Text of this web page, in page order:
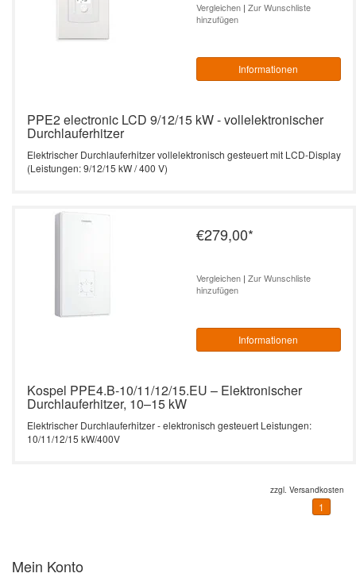
Vergleichen| Zur Wunschliste
hinzufügen
Informationen
PPE2 electronic LCD 9/12/15 kW - vollelektronischer
Durchlauferhitzer
Elektrischer Durchlauferhitzer vollelektronisch gesteuert mit LCD-Display
(Leistungen: 9/12/15 kW / 400 V)
€279,00*
Vergleichen| Zur Wunschliste
hinzufügen
Informationen
Kospel PPE4.B-10/11/12/15.EU – Elektronischer
Durchlauferhitzer, 10–15 kW
Elektrischer Durchlauferhitzer - elektronisch gesteuert Leistungen:
10/11/12/15 kW/400V
zzgl. Versandkosten
1
Mein Konto